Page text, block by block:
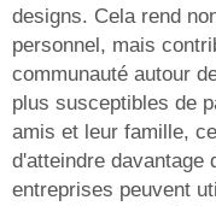
designs. Cela rend
personnel, mais
communauté autour
plus susceptibles de
amis et leur famille,
d'atteindre davantage
entreprises peuvent